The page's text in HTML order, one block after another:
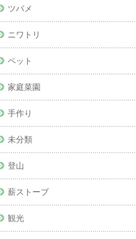
ツバメ
ニワトリ
ペット
家庭菜園
手作り
未分類
登山
薪ストーブ
観光